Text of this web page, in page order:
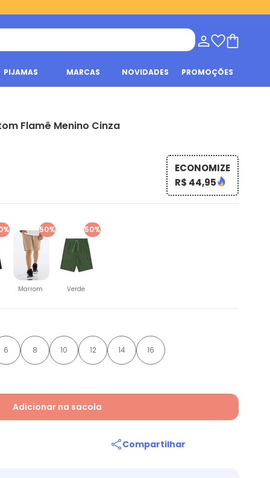
PIJAMAS MARCAS NOVIDADES PROMOÇÕES
Flamê Menino Cinza
ECONOMIZE
R$ 44,95
50%
Marrom
50%
Verde
6 8 10 12 14 16
Adicionar na sacola
Compartilhar